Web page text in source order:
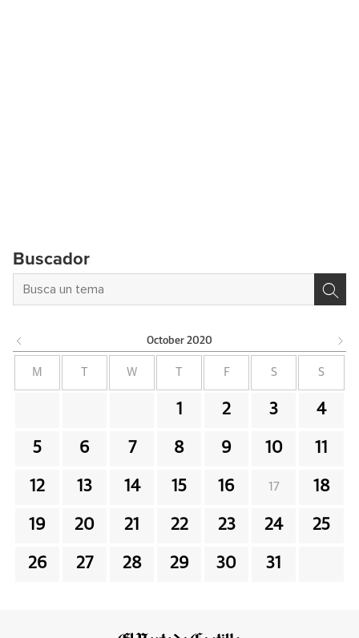
Buscador
October 2020
M W F S S
1 2 3 4
5 6 7 8 9 10 11
12 13 14 15 16 17 18
19 20 21 22 23 24 25
26 27 28 29 30 31